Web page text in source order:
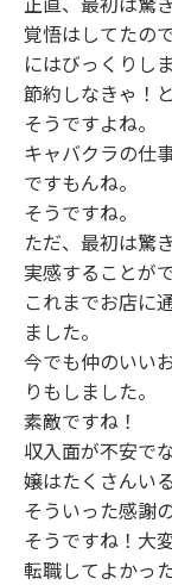
覚悟はしてたの
にはびっくりし
節約しなきゃ！
そうですよね。
キャバクラの仕
ですもんね。
そうですね。
ただ、最初は驚
実感することが
これまでお店に
ました。
今でも仲のいい
りもしました。
素敵ですね！
収入面が不安で
嬢はたくさんい
そういった感謝
そうですね！大
転職してよかっ